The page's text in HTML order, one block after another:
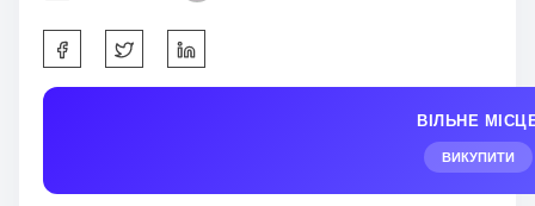
h
a
t
ВІЛЬНЕ
ВИКУПИТИ